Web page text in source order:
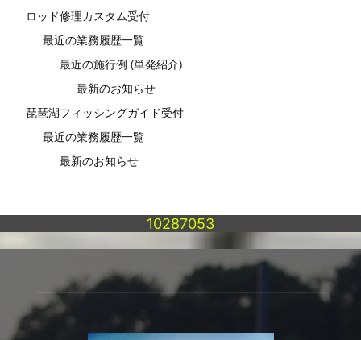
ロッド修理カスタム受付
最近の業務履歴一覧
最近の施行例 (単発紹介)
最新のお知らせ
琵琶湖フィッシングガイド受付
最近の業務履歴一覧
最新のお知らせ
10287053